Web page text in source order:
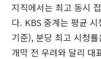
지직에서는 최고 동시
다. KBS 중계는 평균
기준), 분당 최고 시청
개막 전 우려와 달리 대